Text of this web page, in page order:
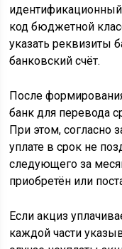
код бюджетной
указать реквизиты
банковский счёт.
После
банк для перевода
При этом, согласно
уплате в срок не
следующего за
приобретён или
Если акциз
каждой части